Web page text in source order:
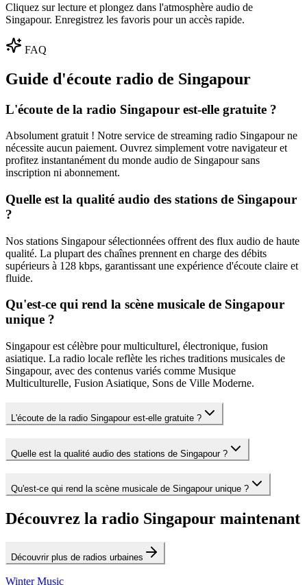
Cliquez sur lecture et plongez dans l'atmosphère audio de
Singapour. Enregistrez les favoris pour un accès rapide.
FAQ
Guide d'écoute radio de Singapour
L'écoute de la radio Singapour est-elle gratuite ?
Absolument gratuit ! Notre service de streaming radio Singapour ne
nécessite aucun paiement. Ouvrez simplement votre navigateur et
profitez instantanément du monde audio de Singapour sans
inscription ni abonnement.
Quelle est la qualité audio des stations de Singapour
?
Nos stations Singapour sélectionnées offrent des flux audio de haute
qualité. La plupart des chaînes prennent en charge des débits
supérieurs à 128 kbps, garantissant une expérience d'écoute claire et
fluide.
Qu'est-ce qui rend la scène musicale de Singapour
unique ?
Singapour est célèbre pour multiculturel, électronique, fusion
asiatique. La radio locale reflète les riches traditions musicales de
Singapour, avec des contenus variés comme Musique
Multiculturelle, Fusion Asiatique, Sons de Ville Moderne.
L'écoute de la radio Singapour est-elle gratuite ?
Quelle est la qualité audio des stations de Singapour ?
Qu'est-ce qui rend la scène musicale de Singapour unique ?
Découvrez la radio Singapour maintenant
Découvrir plus de radios urbaines
Winter Music